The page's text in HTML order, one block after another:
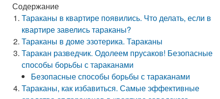
Содержание
Тараканы в квартире появились. Что делать, если в
квартире завелись тараканы?
Тараканы в доме эзотерика. Тараканы
Таракан разведчик. Одолеем прусаков! Безопасные
способы борьбы с тараканами
Безопасные способы борьбы с тараканами
Тараканы, как избавиться. Самые эффективные